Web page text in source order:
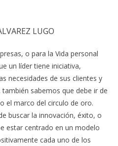
LUGO
o para la Vida personal
un líder tiene iniciativa,
necesidades de sus clientes y
sabemos que debe ir de
el marco del circulo de oro.
buscar la innovación, éxito, o
estar centrado en un modelo
cada uno de los